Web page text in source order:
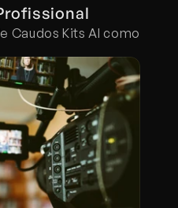
Cau­dos Kits AI como